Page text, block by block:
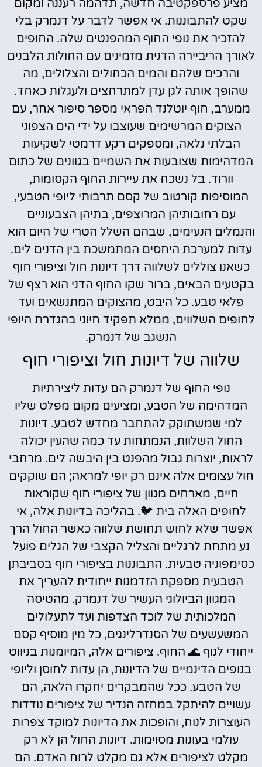
מציע פרספקטיבה חדשה, תדהמה רעננה ומקום
שקט להתבוננות. אי אפשר לדבר על דנמרק בלי
להזכיר את נופי החוף המהפנטים שלה. החופים
לאורך הריביירה הדנית מזמינים עם החולות הלבנים
והרכים שלהם והמים הכחולים והצלולים, מה
שהופך אותה לגן עדן למתרחצים ולעגלות כאחד.
ממערב, חוף יוטלנד הפראי מספר סיפור אחר, עם
הצוקים המרשימים שעוצבו על ידי הים הצפוני
הבלתי נלאה, ומספקים רקע דרמטי לשקיעות
המדהימות שצובעות את השמיים בגוונים של כתום
וורוד. בל נשכח את עיירות החוף הקסומות,
המוסיפות קורטוב של קסם תרבותי ליופי הטבעי,
עם רחובותיהן המרוצפים, בתיהן הצבעוניים
והנמלים הנעימים, שבהם השלל הטרי של היום הוא
עדות למערכת היחסים המתמשכת בין הדנים לים.
כשאנו צוללים לשלווה דרך דיונות חול וציפורי חוף
בקטעים הבאים, ברור שקו החוף הדני הוא רצף של
פלאי טבע. כל היבט, מהצוקים המתנשאים ועד
לחופים השלווים, ממלא תפקיד חיוני בהגדרת היופי
הנשגב של דנמרק.
שלווה של דיונות חול וציפורי חוף
נופי החוף של דנמרק הם עדות ליצירתיות
המדהימה של הטבע, ומציעים מקום מפלט שליו
למי שמשתוקק להתחבר מחדש לטבע. דיונות
החול השלוות, הנמתחות עד כמה שהעין יכולה
לראות, יוצרות גבול מהפנט בין היבשה לים. מרחבי
חול עצומים אלה אינם רק יופי למראה; הם שוקקים
חיים, מארחים מגוון של ציפורי חוף שקוראות
לחופים האלה בית 🐦. בהליכה בדיונות אלה, אי
אפשר שלא לחוש תחושת שלווה כאשר החול הרך
נע מתחת לרגליים והצליל הקצבי של הגלים פועל
כסימפוניה טבעית. התבוננות בציפורי חוף בסביבתן
הטבעית מספקת הזדמנות ייחודית להעריך את
המגוון הביולוגי העשיר של דנמרק. מהטיסה
המלכותית של לוכד הצדפות ועד לתעלולים
המשעשעים של הסנדרלינגים, כל מין מוסיף קסם
ייחודי לנוף 🌊 החוף. ציפורים אלה, המיומנות בניווט
בנופים הדינמיים של הדיונות, הן עדות לחוסן וליופי
של הטבע. ככל שהמבקרים יחקרו הלאה, הם
עשויים להיתקל במחזה הנדיר של ציפורים נודדות
העוצרות לנוח, והופכות את הדיונות למוקד צפרות
עולמי בעונות מסוימות. דיונות החול הן לא רק
מקלט לציפורים אלא גם מקלט לרוח האדם. הם